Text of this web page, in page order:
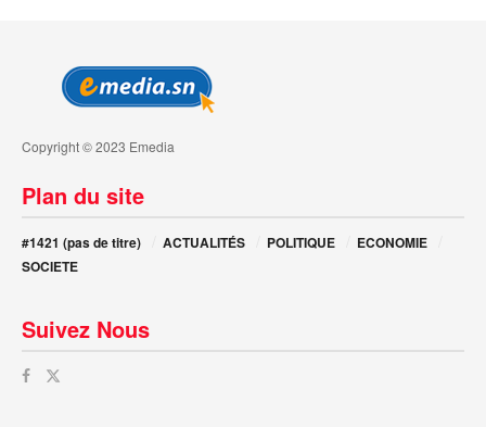
Copyright © 2023 Emedia
Plan du site
#1421 (pas de titre) ACTUALITÉS POLITIQUE
ECONOMIE
SOCIETE
Suivez Nous